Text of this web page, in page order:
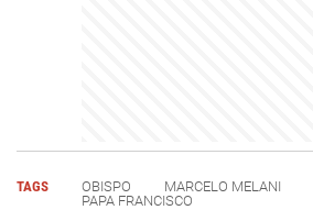
TAGS OBISPO MARCELO MELANI
PAPA FRANCISCO